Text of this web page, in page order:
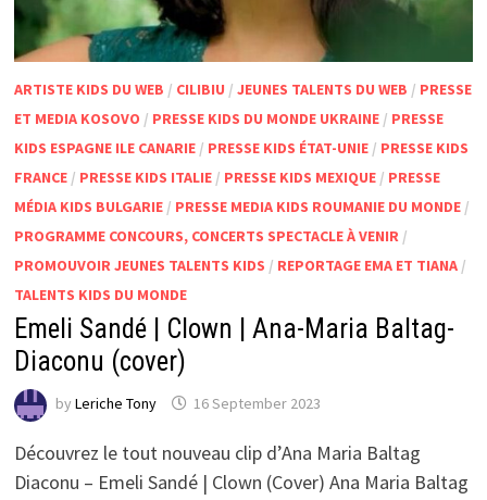
ARTISTE KIDS DU WEB / CILIBIU / JEUNES TALENTS DU WEB / PRESSE
ET MEDIA KOSOVO / PRESSE KIDS DU MONDE UKRAINE/ PRESSE
KIDS ESPAGNE ILE CANARIE/ PRESSE KIDS ÉTAT-UNIE/ PRESSE KIDS
FRANCE/ PRESSE KIDS ITALIE/ PRESSE KIDS MEXIQUE/ PRESSE
MÉDIA KIDS BULGARIE/ PRESSE MEDIA KIDS ROUMANIE DU MONDE/
PROGRAMME CONCOURS, CONCERTS SPECTACLE À VENIR/
PROMOUVOIR JEUNES TALENTS KIDS / REPORTAGE EMA ET TIANA/
TALENTS KIDS DU MONDE
Emeli Sandé | Clown | Ana-Maria Baltag-
Diaconu (cover)
by Leriche Tony 16 September 2023
Découvrez le tout nouveau clip d’Ana Maria Baltag
Diaconu – Emeli Sandé | Clown (Cover) Ana Maria Baltag